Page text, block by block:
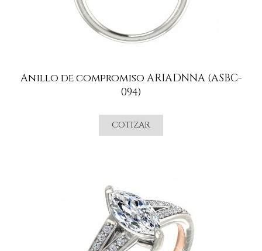
Anillo de compromiso ARIADNNA (ASBC-
094)
COTIZAR